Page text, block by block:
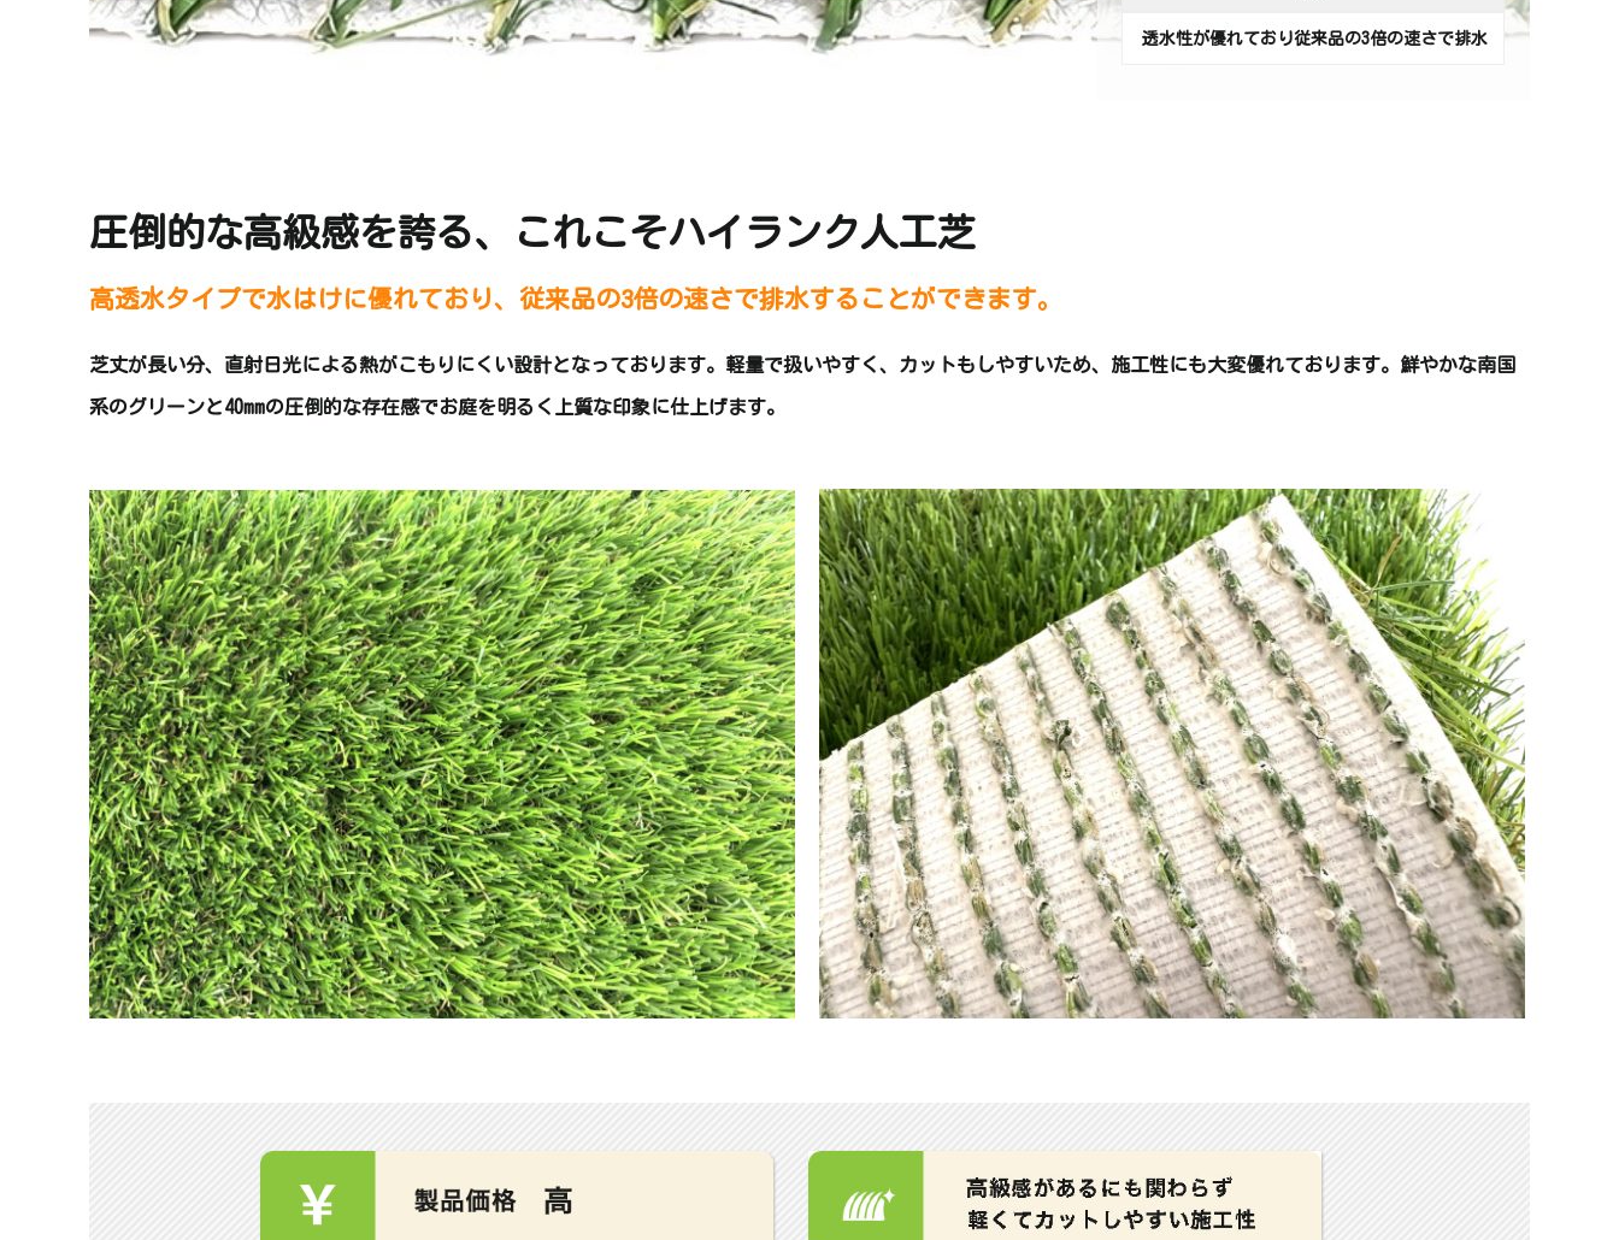
透水性が優れており従来品の3倍の速さで排水
圧倒的な高級感を誇る、これこそハイランク人工芝
高透水タイプで水はけに優れており、従来品の3倍の速さで排水することができます。
芝丈が長い分、直射日光による熱がこもりにくい設計となっております。軽量で扱いやすく、カットもしやすいため、施工性にも大変優れております。鮮やかな南国
系のグリーンと40mmの圧倒的な存在感でお庭を明るく上質な印象に仕上げます。